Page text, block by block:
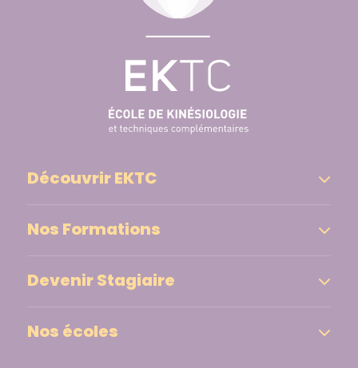
Découvrir EKTC
Nos Formations
Devenir Stagiaire
Nos écoles